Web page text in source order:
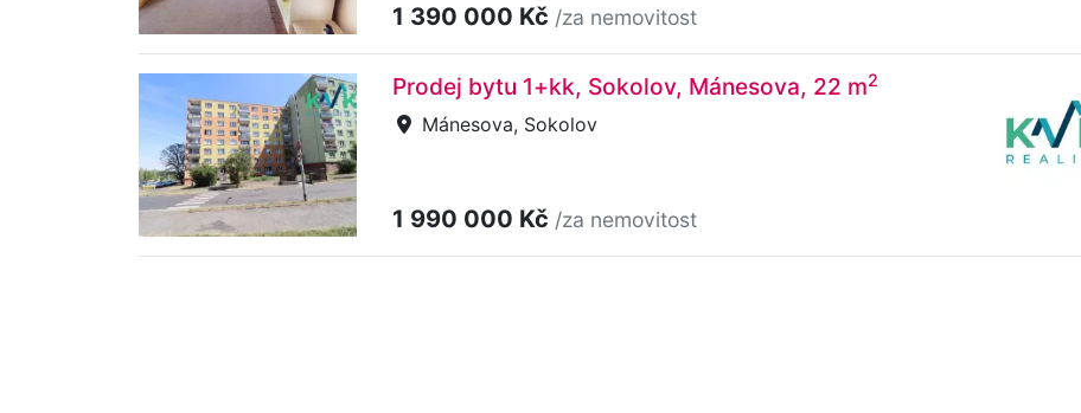
1 390 000 Kč /za nemovitost
Prodej bytu 1+kk, Sokolov, Mánesova, 22 m2
Mánesova, Sokolov
1 990 000 Kč /za nemovitost